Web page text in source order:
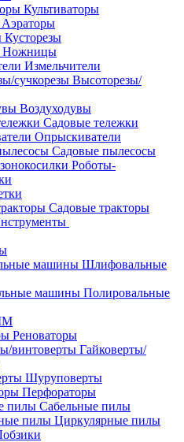
Культиваторы
Аэраторы
Кусторезы
Ножницы
Измельчители
Высоторезы/
Воздуходувы
Садовые тележки
Опрыскиватели
Садовые пылесосы
Роботы-
Садовые тракторы
Шлифовальные
Полировальные
Реноваторы
Гайковерты/
Шуруповерты
Перфораторы
Сабельные пилы
Циркулярные пилы